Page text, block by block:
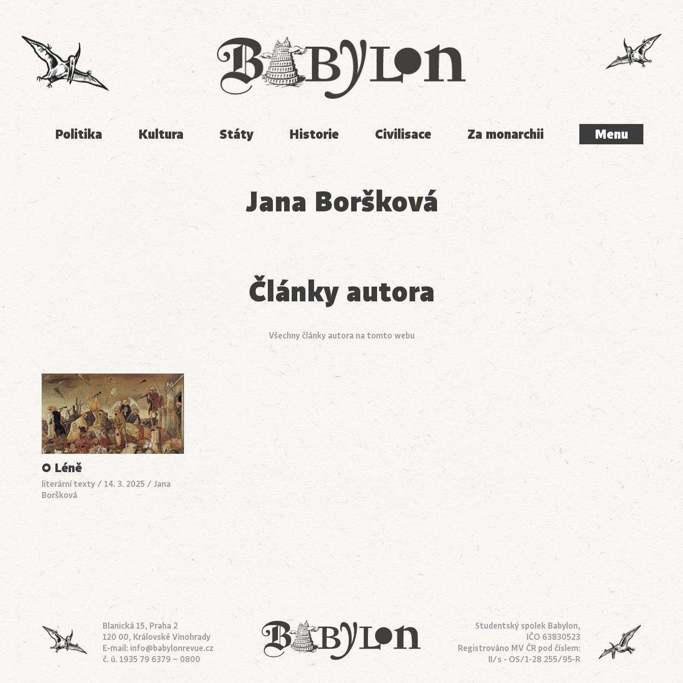
Babylon
Politika Kultura Státy Historie Civilisace Za monarchii Menu
Menu
Jana Boršková
Články autora
Všechny články autora na tomto webu
O Léně
literární texty / 14. 3. 2025 / Jana
Boršková
Blanická 15, Praha 2
120 00, Královské Vinohrady
E-mail: info@babylonrevue.cz
č. ú. 1935 79 6379 – 0800
Studentský spolek Babylon,
IČO 63830523
Registrováno MV ČR pod číslem:
II/s - OS/1-28 255/95-R